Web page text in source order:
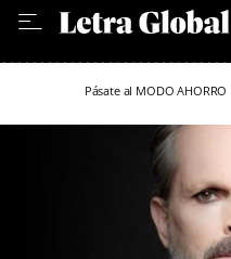
Pásate al MODO AHORRO